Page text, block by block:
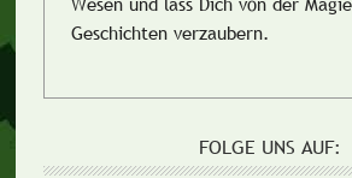
Geschichten verzaubern.
FOLGE UNS AUF: